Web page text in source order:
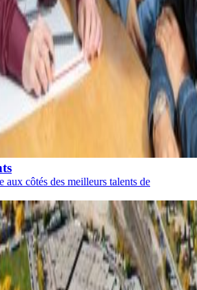
aux côtés des meilleurs talents de